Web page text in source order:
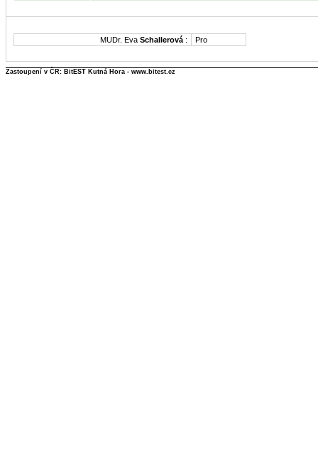
MUDr. Eva Schallerová : Pro
Zastoupení v ČR: BitEST Kutná Hora - www.bitest.cz